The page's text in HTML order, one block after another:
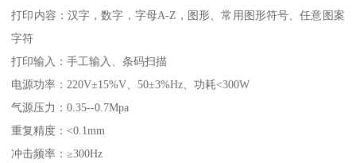
打印内容：汉字，数字，字母A-Z，图形、常用图形符号、任意图案
字符
打印输入：手工输入、条码扫描
电源功率：220V±15%V、50±3%Hz、功耗<300W
气源压力：0.35--0.7Mpa
重复精度：<0.1mm
冲击频率：≥300Hz